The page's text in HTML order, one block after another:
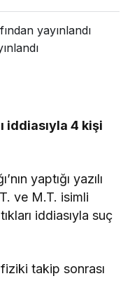
yayınlandı
iddiasıyla 4 kişi
yaptığı yazılı
ve M.T. isimli
iddiasıyla suç
takip sonrası